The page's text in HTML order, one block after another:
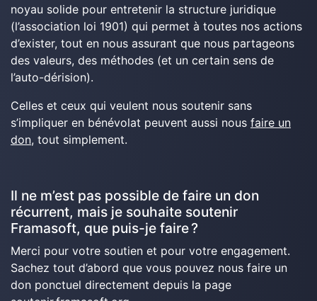
noyau solide pour entretenir la structure juridique
(l’association loi 1901) qui permet à toutes nos actions
d’exister, tout en nous assurant que nous partageons
des valeurs, des méthodes (et un certain sens de
l’auto-dérision).
Celles et ceux qui veulent nous soutenir sans
s’impliquer en bénévolat peuvent aussi nous faire un
don, tout simplement.
Il ne m’est pas possible de faire un don
récurrent, mais je souhaite soutenir
Framasoft, que puis-je faire ?
Merci pour votre soutien et pour votre engagement.
Sachez tout d’abord que vous pouvez nous faire un
don ponctuel directement depuis la page